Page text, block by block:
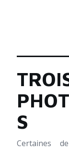
S
Certaines